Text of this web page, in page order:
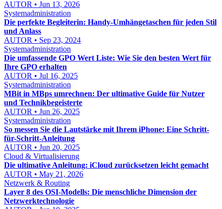
AUTOR • Jun 13, 2026
Systemadministration
Die perfekte Begleiterin: Handy-Umhängetaschen für jeden Stil
und Anlass
AUTOR • Sep 23, 2024
Systemadministration
Die umfassende GPO Wert Liste: Wie Sie den besten Wert für
Ihre GPO erhalten
AUTOR • Jul 16, 2025
Systemadministration
MBit in MBps umrechnen: Der ultimative Guide für Nutzer
und Technikbegeisterte
AUTOR • Jun 26, 2025
Systemadministration
So messen Sie die Lautstärke mit Ihrem iPhone: Eine Schritt-
für-Schritt-Anleitung
AUTOR • Jun 20, 2025
Cloud & Virtualisierung
Die ultimative Anleitung: iCloud zurücksetzen leicht gemacht
AUTOR • May 21, 2026
Netzwerk & Routing
Layer 8 des OSI-Modells: Die menschliche Dimension der
Netzwerktechnologie